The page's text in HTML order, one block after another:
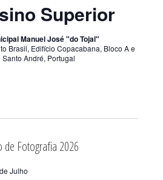
Superior
Manuel José "do Tojal"
Brasil, Edifício Copacabana, Bloco A e
André, Portugal
Julho